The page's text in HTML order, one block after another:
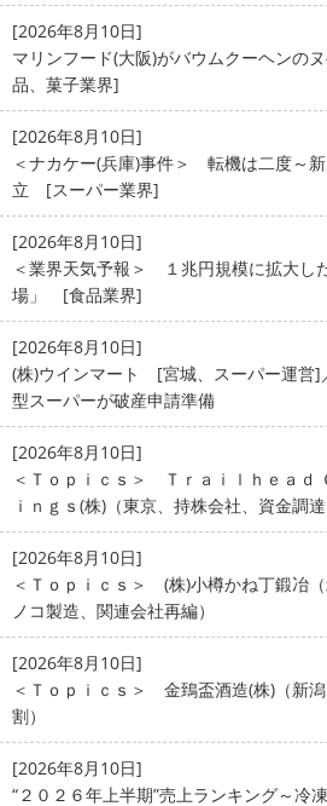
[2026年8月10日]
マリンフード(大阪)がバウムクーヘンの
品、菓子業界]
[2026年8月10日]
＜ナカケー(兵庫)事件＞ 転機は二度～
立 [スーパー業界]
[2026年8月10日]
＜業界天気予報＞ １兆円規模に拡大し
場」 [食品業界]
[2026年8月10日]
(株)ウインマート [宮城、スーパー運営]
型スーパーが破産申請準備
[2026年8月10日]
＜Ｔｏｐｉｃｓ＞ Ｔｒａｉｌｈｅａｄ
ｉｎｇｓ(株)（東京、持株会社、資金調達
[2026年8月10日]
＜Ｔｏｐｉｃｓ＞ (株)小樽かね丁鍛冶
ノコ製造、関連会社再編）
[2026年8月10日]
＜Ｔｏｐｉｃｓ＞ 金鵄盃酒造(株)（新
割）
[2026年8月10日]
“２０２６年上半期”売上ランキング～冷